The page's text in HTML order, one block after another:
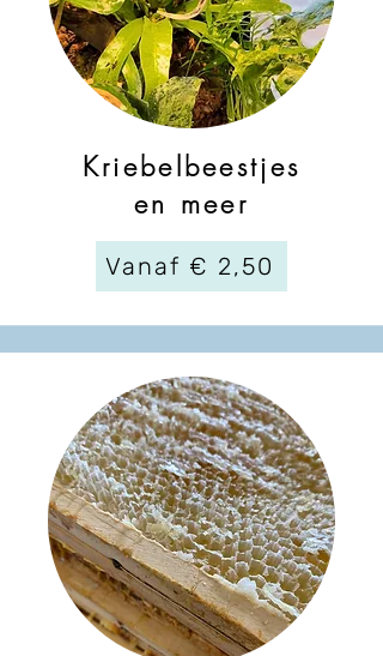
Kriebelbeestjes
en meer
Vanaf € 2,50